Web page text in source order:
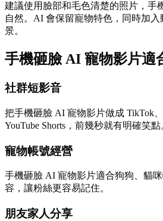
建議使用臉部和毛色清楚的照片，手
自然。AI 會保留寵物特色，同時加
景。
手機砸臉 AI 寵物影片適
社群短影音
把手機砸臉 AI 寵物影片做成 TikTok、
YouTube Shorts，前幾秒就有明確笑點
寵物帳號經營
手機砸臉 AI 寵物影片適合狗狗、貓
容，讓粉絲更容易記住。
朋友家人分享